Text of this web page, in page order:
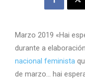
Marzo 2019 «Hai
durante a
nacional feminista
de marzo… hai